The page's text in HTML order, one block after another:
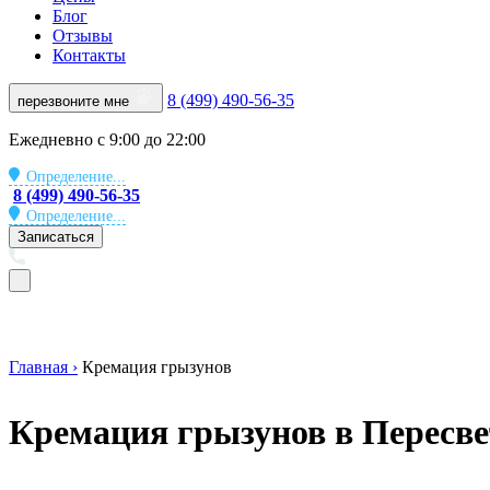
Блог
Отзывы
Контакты
перезвоните мне 8 (499) 490-56-35
Ежедневно с 9:00 до 22:00
Определение...
8 (499) 490-56-35
Определение...
Записаться
Главная › Кремация грызунов
Кремация грызунов в